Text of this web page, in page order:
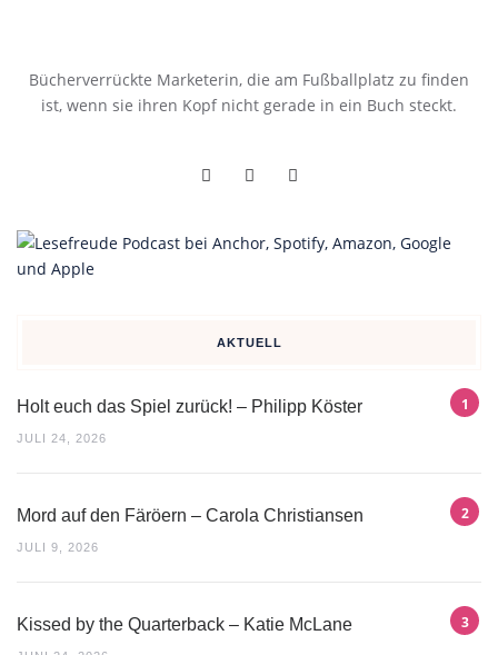
Bücherverrückte Marketerin, die am Fußballplatz zu finden
ist, wenn sie ihren Kopf nicht gerade in ein Buch steckt.
AKTUELL
Holt euch das Spiel zurück! – Philipp Köster
JULI 24, 2026
Mord auf den Färöern – Carola Christiansen
JULI 9, 2026
Kissed by the Quarterback – Katie McLane